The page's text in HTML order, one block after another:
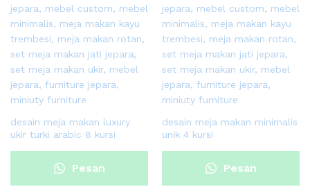
desain meja makan luxury
ukir turki arabic 8 kursi
Pesan
desain meja makan minimalis
unik 4 kursi
Pesan